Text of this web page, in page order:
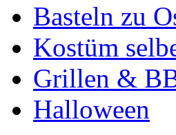
Basteln zu
Kostüm
Grillen &
Halloween